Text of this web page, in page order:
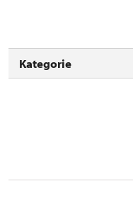
Průvodce
Celoroční volné
Kategorie